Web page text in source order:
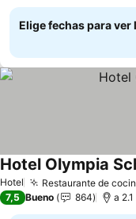
Elige fechas para
Hotel Restaurante de
Hotel Olympia
7,5 Bueno 864 a